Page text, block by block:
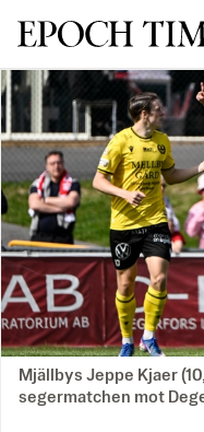
Svenska Epoch
Mjällbys Jeppe Kjaer
segermatchen mot